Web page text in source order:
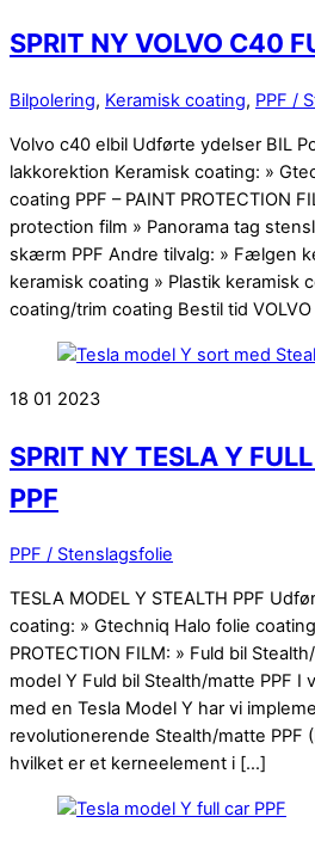
SPRIT NY VOLVO C40
Bilpolering, Keramisk coating, PPF /
Volvo c40 elbil Udførte ydelser BIL
lakkorektion Keramisk coating: »
coating PPF – PAINT PROTECTION
protection film » Panorama tag
skærm PPF Andre tilvalg: » Fælgen
keramisk coating » Plastik keramisk
coating/trim coating Bestil tid
18 01 2023
SPRIT NY TESLA Y
PPF
PPF / Stenslagsfolie
TESLA MODEL Y STEALTH PPF
coating: » Gtechniq Halo folie coating
PROTECTION FILM: » Fuld bil
model Y Fuld bil Stealth/matte PPF
med en Tesla Model Y har vi
revolutionerende Stealth/matte PPF
hvilket er et kerneelement i […]